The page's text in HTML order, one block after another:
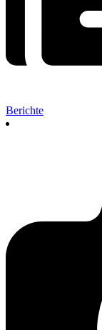
Berichte